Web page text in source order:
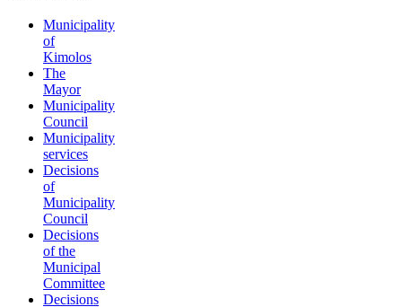
Municipality
of
Kimolos
The
Mayor
Municipality
Council
Municipality
services
Decisions
of
Municipality
Council
Decisions
of the
Municipal
Committee
Decisions